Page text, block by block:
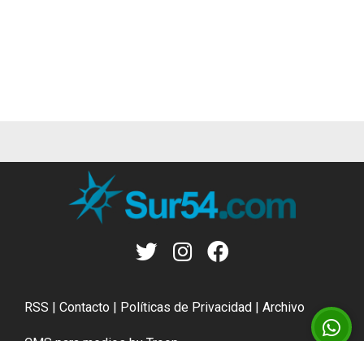
RSS Contacto Políticas de Privacidad Archivo